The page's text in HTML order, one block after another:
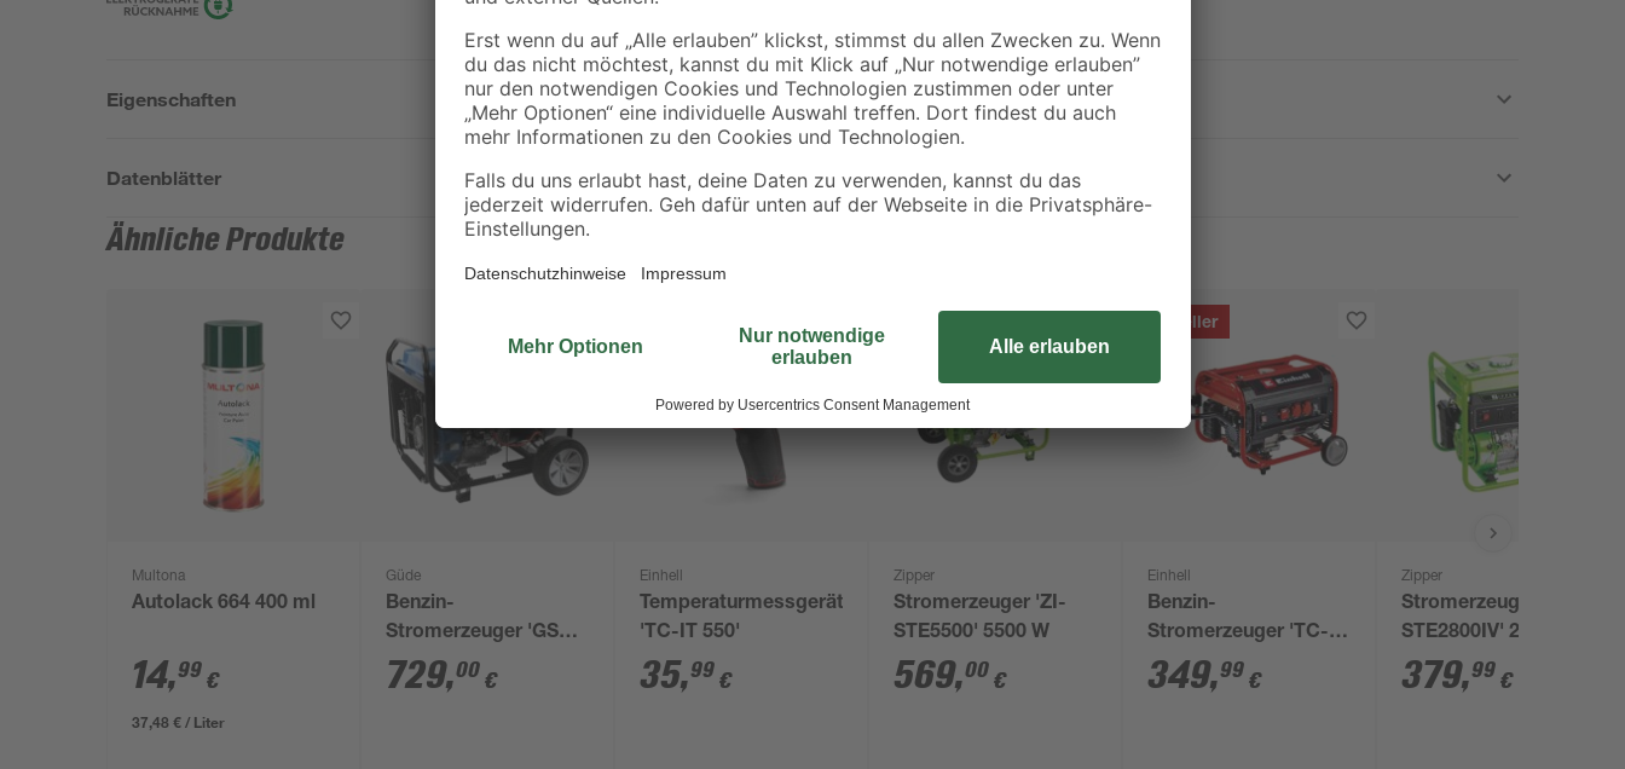
Eigenschaften
Datenblätter
Ähnliche Produkte
Multona
Autolack 664 400 ml
14,99 €
37,48 € / Liter
Güde
Benzin-
Stromerzeuger 'GSE
8701 RS' 3200 W
729,00 €
Einhell
Temperaturmessgerät
'TC-IT 550'
35,99 €
Zipper
Stromerzeuger 'ZI-
STE5500' 5500 W
569,00 €
Bestseller
Einhell
Benzin-
Stromerzeuger 'TC-
PG 35/E5'
349,99 €
Zipper
Stromerzeuger 'ZI-
STE2800IV' 2800 W
379,99 €